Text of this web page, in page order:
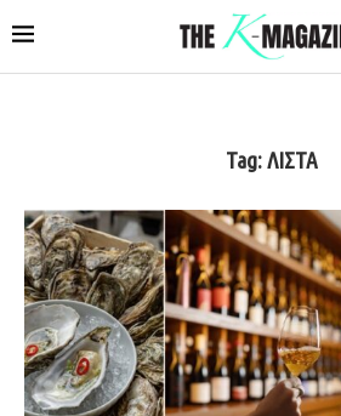
Tag:ΛΙΣΤΑ